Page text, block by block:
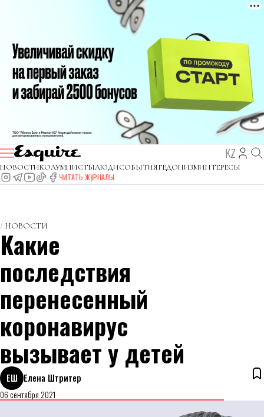
KZ
НОВОСТИКОЛУМНИСТЫЛЮДИСОБЫТИЯГЕДОНИЗМИНТЕРЕСЫ
ЧИТАТЬ ЖУРНАЛЫ
НОВОСТИ
Какие
последствия
перенесенный
коронавирус
вызывает у детей
ЕШ Елена Штритер
06 сентября 2021